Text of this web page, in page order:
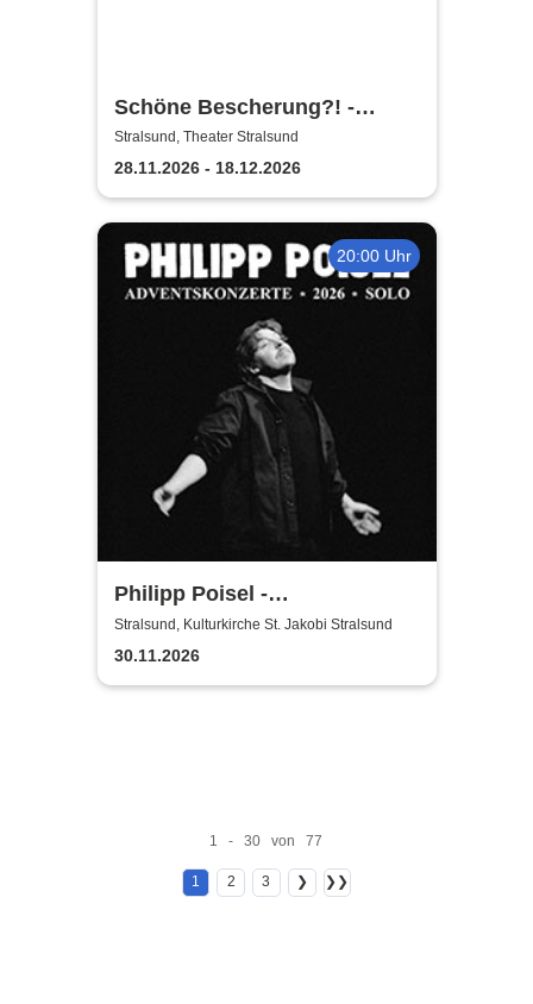
Schöne Bescherung?! -
Theater Vorpommern
Stralsund, Theater Stralsund
28.11.2026 - 18.12.2026
20:00 Uhr
Philipp Poisel -
Adventskonzerte 2026 - Solo
Stralsund, Kulturkirche St. Jakobi Stralsund
30.11.2026
1 - 30 von 77
1 2 3 ❯ ❯❯